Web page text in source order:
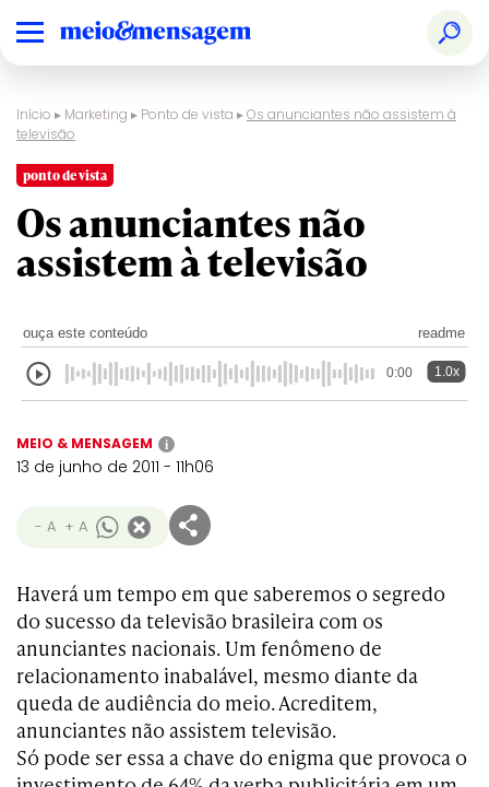
Início ▸ Marketing ▸ Ponto de vista ▸Os anunciantes não assistem à
televisão
ponto de vista
Os anunciantes não
assistem à televisão
ouça este conteúdo readme
0:00 1.0x
MEIO & MENSAGEM i
13 de junho de 2011 - 11h06
- A + A
Haverá um tempo em que saberemos o segredo
do sucesso da televisão brasileira com os
anunciantes nacionais. Um fenômeno de
relacionamento inabalável, mesmo diante da
queda de audiência do meio. Acreditem,
anunciantes não assistem televisão.
Só pode ser essa a chave do enigma que provoca o